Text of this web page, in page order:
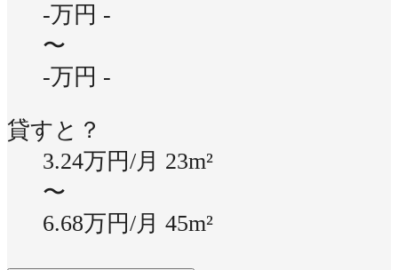
-万円 -
〜
-万円 -
貸すと？
3.24万円/月 23m²
〜
6.68万円/月 45m²